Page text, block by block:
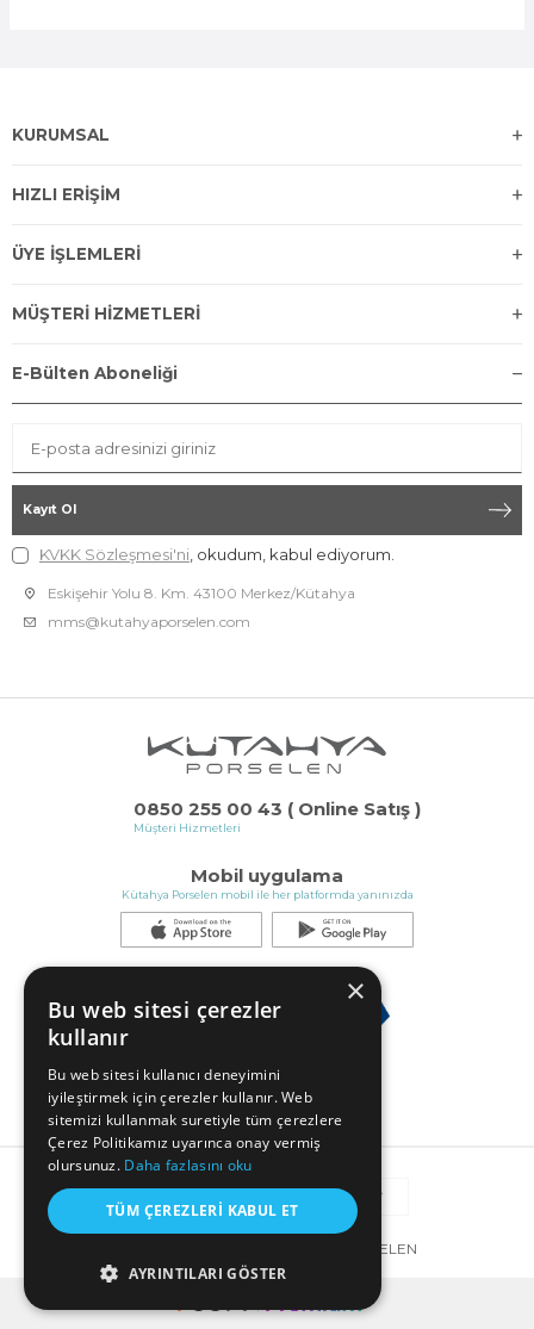
0850 255 00 43 ( Online Satış )
Müşteri Hizmetleri
Mobil uygulama
Kütahya Porselen mobil ile her platformda yanınızda
KURUMSAL
HIZLI ERİŞİM
ÜYE İŞLEMLERİ
MÜŞTERİ HİZMETLERİ
E-Bülten Aboneliği
Kayıt Ol
KVKK Sözleşmesi'ni , okudum, kabul ediyorum.
Eskişehir Yolu 8. Km. 43100 Merkez/Kütahya
mms@kutahyaporselen.com
© COPYRIGHT 2025 KÜTAHYA PORSELEN
×
Bu web sitesi çerezler
kullanır
Bu web sitesi kullanıcı deneyimini
iyileştirmek için çerezler kullanır. Web
sitemizi kullanmak suretiyle tüm çerezlere
Çerez Politikamız uyarınca onay vermiş
olursunuz. Daha fazlasını oku
TÜM ÇEREZLERI KABUL ET
AYRINTILARI GÖSTER